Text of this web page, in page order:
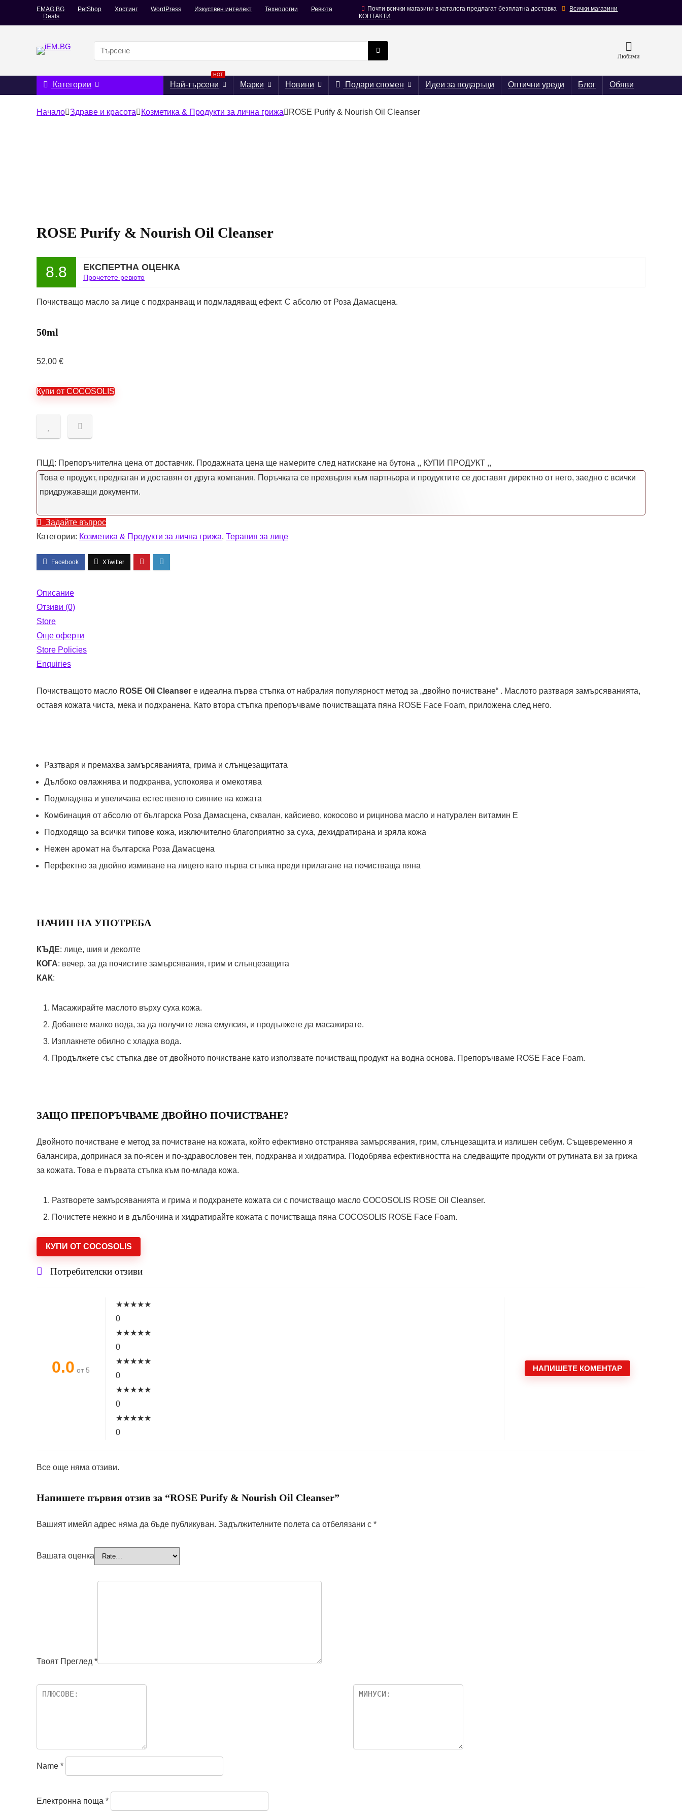
EMAG BG PetShop Хостинг WordPress Изкуствен интелект Технологии
Ревюта
Deals
Почти всички магазини в каталога предлагат безплатна доставка
Всички магазини
КОНТАКТИ
Search
for:
Любими
Категории
HOT
Най-търсени Марки Новини Подари спомен Идеи за подаръци Оптични уреди Блог Обяви
Начало Здраве и красота Козметика & Продукти за лична грижа ROSE Purify & Nourish Oil Cleanser
ROSE Purify & Nourish Oil Cleanser
8.8 ЕКСПЕРТНА ОЦЕНКА
Прочетете ревюто
Почистващо масло за лице с подхранващ и подмладяващ ефект. С абсолю от Роза Дамасцена.
50ml
52,00 €
Купи от COCOSOLIS
ПЦД: Препоръчителна цена от доставчик. Продажната цена ще намерите след натискане на бутона ,, КУПИ ПРОДУКТ ,,
Това е продукт, предлаган и доставян от друга компания. Поръчката се прехвърля към партньора и продуктите се доставят директно от него, заедно с всички
придружаващи документи.
Задайте въпрос
Категории: Козметика & Продукти за лична грижа, Терапия за лице
Описание
Отзиви (0)
Store
Още оферти
Store Policies
Enquiries
Почистващото масло ROSE Oil Cleanser е идеална първа стъпка от набралия популярност метод за „двойно почистване“ . Маслото разтваря замърсяванията,
оставя кожата чиста, мека и подхранена. Като втора стъпка препоръчваме почистващата пяна ROSE Face Foam, приложена след него.
Разтваря и премахва замърсяванията, грима и слънцезащитата
Дълбоко овлажнява и подхранва, успокоява и омекотява
Подмладява и увеличава естественото сияние на кожата
Комбинация от абсолю от българска Роза Дамасцена, сквалан, кайсиево, кокосово и рицинова масло и натурален витамин Е
Подходящо за всички типове кожа, изключително благоприятно за суха, дехидратирана и зряла кожа
Нежен аромат на българска Роза Дамасцена
Перфектно за двойно измиване на лицето като първа стъпка преди прилагане на почистваща пяна
НАЧИН НА УПОТРЕБА
КЪДЕ: лице, шия и деколте
КОГА: вечер, за да почистите замърсявания, грим и слънцезащита
КАК:
Масажирайте маслото върху суха кожа.
Добавете малко вода, за да получите лека емулсия, и продължете да масажирате.
Изплакнете обилно с хладка вода.
Продължете със стъпка две от двойното почистване като използвате почистващ продукт на водна основа. Препоръчваме ROSE Face Foam.
ЗАЩО ПРЕПОРЪЧВАМЕ ДВОЙНО ПОЧИСТВАНЕ?
Двойното почистване е метод за почистване на кожата, който ефективно отстранява замърсявания, грим, слънцезащита и излишен себум. Същевременно я
балансира, допринася за по-ясен и по-здравословен тен, подхранва и хидратира. Подобрява ефективността на следващите продукти от рутината ви за грижа
за кожата. Това е първата стъпка към по-млада кожа.
Разтворете замърсяванията и грима и подхранете кожата си с почистващо масло COCOSOLIS ROSE Oil Cleanser.
Почистете нежно и в дълбочина и хидратирайте кожата с почистваща пяна COCOSOLIS ROSE Face Foam.
КУПИ ОТ COCOSOLIS
Потребителски отзиви
0.0 от 5
★★★★★
0
★★★★★
0
★★★★★
0
★★★★★
0
★★★★★
0
НАПИШЕТЕ КОМЕНТАР
Все още няма отзиви.
Напишете първия отзив за “ROSE Purify & Nourish Oil Cleanser”
Вашият имейл адрес няма да бъде публикуван. Задължителните полета са отбелязани с *
Вашата оценка
Твоят Преглед *
Name *
Електронна поща *